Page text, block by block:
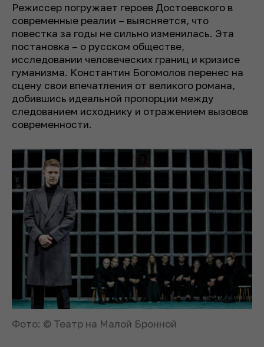
Режиссер погружает героев Достоевского в
современные реалии – выясняется, что
повестка за годы не сильно изменилась. Эта
постановка – о русском обществе,
исследовании человеческих границ и кризисе
гуманизма. Константин Богомолов перенес на
сцену свои впечатления от великого романа,
добившись идеальной пропорции между
следованием исходнику и отражением вызовов
современности.
Фото: © Театр на Малой Бронной